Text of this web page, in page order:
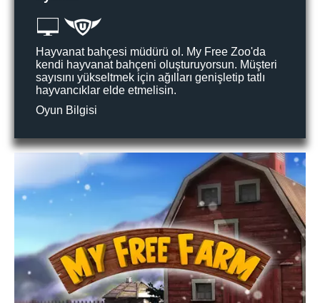
Hayvanat bahçesi müdürü ol. My Free Zoo'da
kendi hayvanat bahçeni oluşturuyorsun. Müşteri
sayısını yükseltmek için ağılları genişletip tatlı
hayvancıklar elde etmelisin.
Oyun Bilgisi